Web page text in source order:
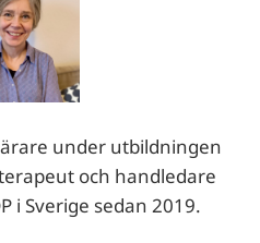
under utbildningen
och handledare
i Sverige sedan 2019.